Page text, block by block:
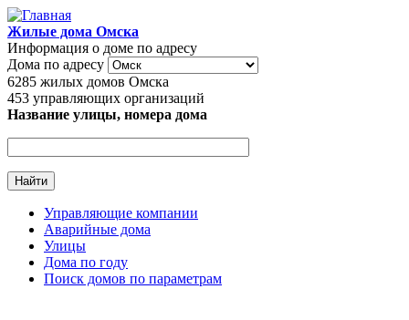
Перейти к основному содержанию
Жилые дома Омска
Информация о доме по адресу
Дома по адресу
6285 жилых домов Омска
453 управляющих организаций
Название улицы, номера дома
Главное меню
Управляющие компании
Аварийные дома
Улицы
Дома по году
Поиск домов по параметрам